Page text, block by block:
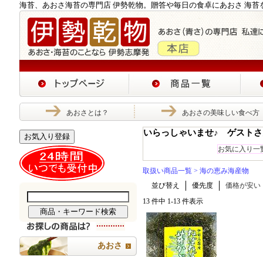
海苔、あおさ海苔の専門店 伊勢乾物。贈答や毎日の食卓にあおさ 海苔
あおさとは？ あおさの美味しい食べ方
お気入り登録
あおさ
いらっしゃいませ♪ ゲスト
お気に入り一
取扱い商品一覧> 海の恵み海産物
並び替え
優先度
価格が安い
13 件中 1-13 件表示